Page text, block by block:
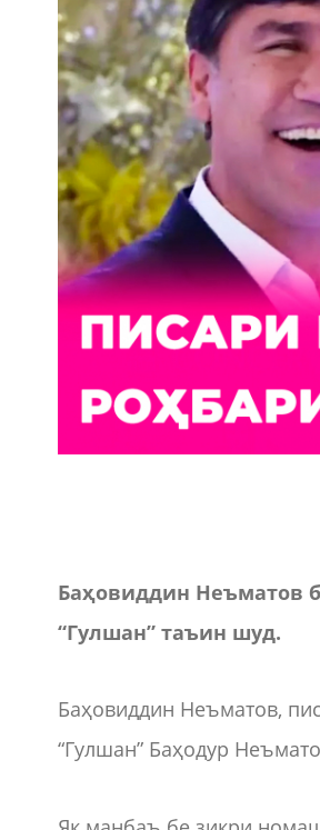
Баҳовиддин Неъматов
“Гулшан” таъин шуд.
Баҳовиддин Неъматов,
“Гулшан” Баҳодур